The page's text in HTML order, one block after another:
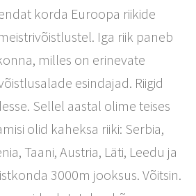
korda Euroopa riikide
Iga riik paneb
milles on erinevate
esindajad. Riigid
Sellel aastal olime teises
olid kaheksa riiki: Serbia,
Taani, Austria, Läti, Leedu ja
3000m jooksus. Võitsin.